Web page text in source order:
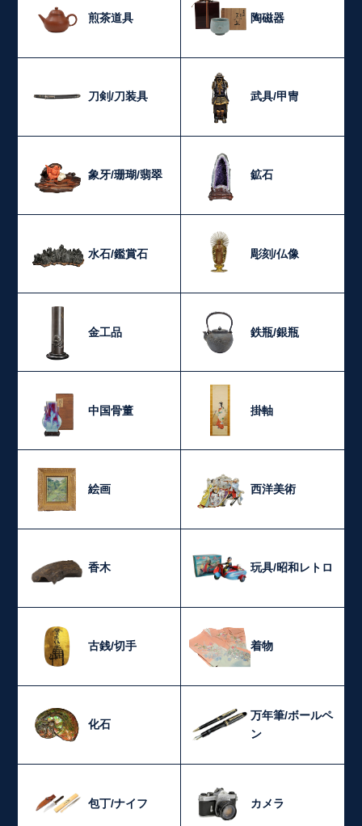
煎茶道具 陶磁器
刀剣/刀装具 武具/甲冑
象牙/珊瑚/翡翠 鉱石
水石/鑑賞石 彫刻/仏像
金工品 鉄瓶/銀瓶
中国骨董 掛軸
絵画 西洋美術
香木 玩具/昭和レトロ
古銭/切手 着物
化石
万年筆/ボールペ
ン
包丁/ナイフ カメラ